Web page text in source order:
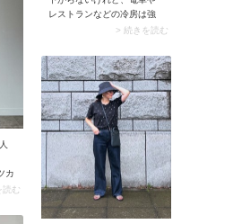
レストランなどの冷房は強
め。冷え対策に「薄手のカ
です。中でもシアーカーデ
ィガンはポリエステル素材
が多く、サラッとした着心
地なのでおすすめ。コンパ
クトにまとまるうえに畳み
ジワがつきにくいので、バ
ッグに入れて持ち歩くのに
ちょうどいい羽織モノで
> 続きを読む
カ
読む